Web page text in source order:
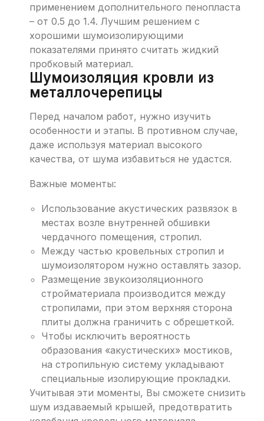
применением дополнительного пенопласта
– от 0.5 до 1.4. Лучшим решением с
хорошими шумоизолирующими
показателями принято считать жидкий
пробковый материал.
Шумоизоляция кровли из
металлочерепицы
Перед началом работ, нужно изучить
особенности и этапы. В противном случае,
даже используя материал высокого
качества, от шума избавиться не удастся.
Важные моменты:
Использование акустических развязок в
местах возле внутренней обшивки
чердачного помещения, стропил.
Между частью кровельных стропил и
шумоизолятором нужно оставлять зазор.
Размещение звукоизоляционного
стройматериала производится между
стропилами, при этом верхняя сторона
плиты должна граничить с обрешеткой.
Чтобы исключить вероятность
образования «акустических» мостиков,
на стропильную систему укладывают
специальные изолирующие прокладки.
Учитывая эти моменты, Вы сможете снизить
шум издаваемый крышей, предотвратить